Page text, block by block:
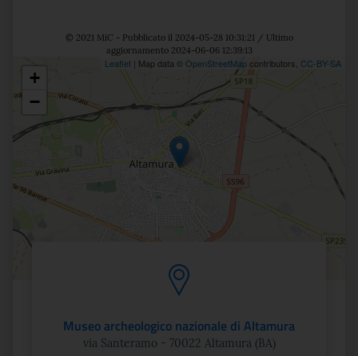
© 2021 MiC - Pubblicato il 2024-05-28 10:31:21 / Ultimo
aggiornamento 2024-06-06 12:39:13
Posizione
+
−
Leaflet | Map data © OpenStreetMapcontributors, CC-BY-SA
Museo archeologico nazionale di Altamura
via Santeramo - 70022 Altamura (BA)